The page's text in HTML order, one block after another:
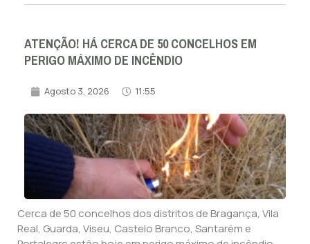
ATENÇÃO! HÁ CERCA DE 50 CONCELHOS EM
PERIGO MÁXIMO DE INCÊNDIO
Agosto 3, 2026 11:55
Cerca de 50 concelhos dos distritos de Bragança, Vila
Real, Guarda, Viseu, Castelo Branco, Santarém e